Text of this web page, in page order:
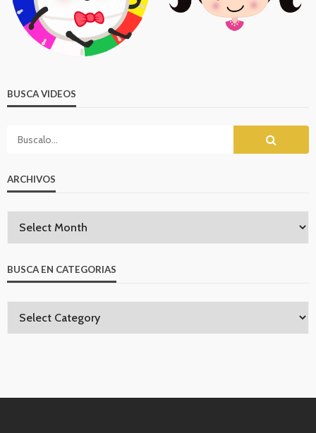
BUSCA VIDEOS
ARCHIVOS
BUSCA EN CATEGORIAS